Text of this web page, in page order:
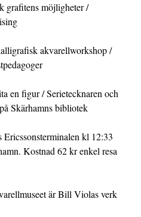
grafitens möjligheter /
akvarellworkshop /
en figur / Serietecknaren och
Skärhamns bibliotek
kl 12:33
Kostnad 62 kr enkel resa
är Bill Violas verk